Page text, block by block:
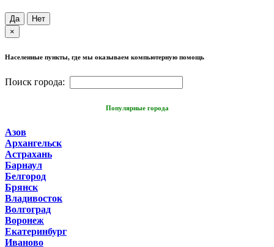
Да
Нет
×
Населенные пункты, где мы оказываем компьютерную помощь
Поиск города:
Популярные города
Азов
Архангельск
Астрахань
Барнаул
Белгород
Брянск
Владивосток
Волгоград
Воронеж
Екатеринбург
Иваново